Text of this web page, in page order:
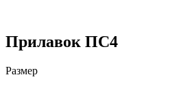
Прилавок ПС4
Размер